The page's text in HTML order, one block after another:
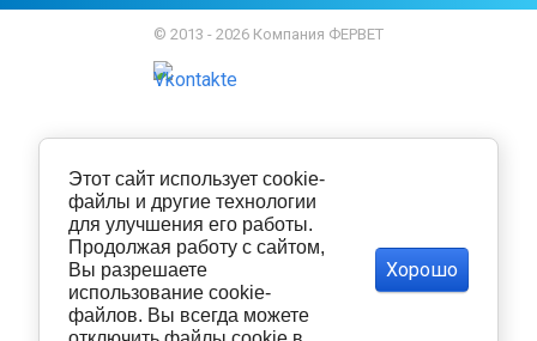
© 2013 - 2026 Компания ФЕРВЕТ
Этот сайт использует cookie-
файлы и другие технологии
для улучшения его работы.
Продолжая работу с сайтом,
Вы разрешаете
использование cookie-
файлов. Вы всегда можете
Хорошо